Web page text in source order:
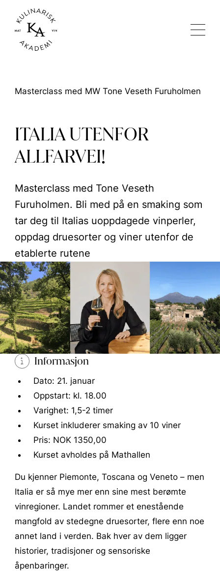
Masterclass med MW Tone Veseth Furuholmen
ITALIA UTENFOR
ALLFARVEI!
Masterclass med Tone Veseth
Furuholmen. Bli med på en smaking som
tar deg til Italias uoppdagede vinperler,
oppdag druesorter og viner utenfor de
etablerte rutene
Informasjon
Dato: 21. januar
Oppstart: kl. 18.00
Varighet: 1,5-2 timer
Kurset inkluderer smaking av 10 viner
Pris: NOK 1350,00
Kurset avholdes på Mathallen
Du kjenner Piemonte, Toscana og Veneto – men
Italia er så mye mer enn sine mest berømte
vinregioner. Landet rommer et enestående
mangfold av stedegne druesorter, flere enn noe
annet land i verden. Bak hver av dem ligger
historier, tradisjoner og sensoriske
åpenbaringer.